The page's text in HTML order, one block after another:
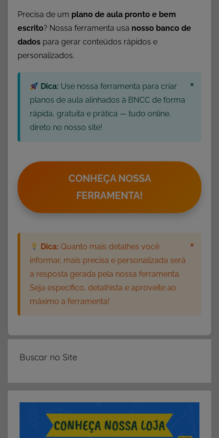
t
a
ç
ã
d
d
u
A
t
Precisa de um plano de aula pronto e bem
escrito? Nossa ferramenta usa nosso banco de
dados para gerar conteúdos rápidos e
personalizados.
Dica: Use nossa ferramenta para criar
planos de aula alinhados à BNCC de forma
rápida, gratuita e prática — tudo online,
direto no nosso site!
×
CONHEÇA NOSSA
FERRAMENTA!
Dica: Quanto mais detalhes você
informar, mais precisa e personalizada será
a resposta gerada pela nossa ferramenta.
Seja específico, detalhista e aproveite ao
máximo a ferramenta!
×
Buscar no Site